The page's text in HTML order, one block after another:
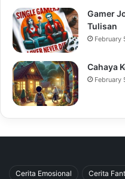
Gamer
Tulisan
February
Cahaya
February
Cerita Emosional Cerita